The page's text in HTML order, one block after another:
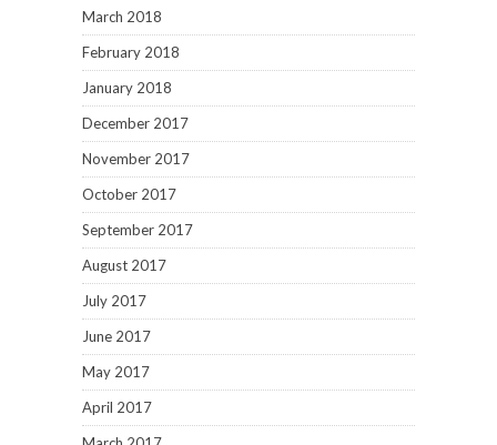
March 2018
February 2018
January 2018
December 2017
November 2017
October 2017
September 2017
August 2017
July 2017
June 2017
May 2017
April 2017